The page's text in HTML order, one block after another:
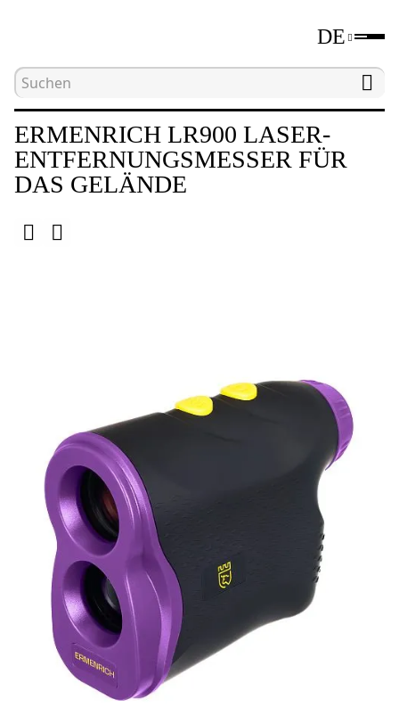
DE
Hauptseite Laser-Entfernungsmesser
ERMENRICH LR900 LASER-
ENTFERNUNGSMESSER FÜR
DAS GELÄNDE